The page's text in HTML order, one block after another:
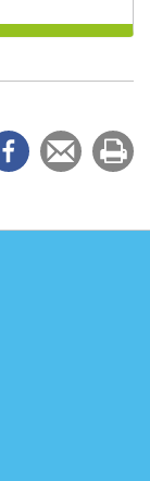
e
Tipsa
en
ut